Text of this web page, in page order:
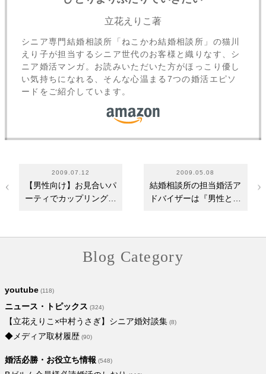
立花えりこ著
シニア専門結婚相談所「ねこかわ結婚相談所」の猫川
えり子が担当するシニア世代のお客様と織りなす、シ
ニア婚活マンガ。お読みいただいた方がほっこり優し
い気持ちになれる、そんな心温まる7つの婚活エピソ
ードをご紹介しています。
2009.07.12
【男性向け】お見合いパ
ーティでカップリングに
2009.05.08
結婚相談所の担当婚活ア
ドバイザーは『男性と女
Blog Category
youtube (118)
ニュース・トピックス (324)
【立花えりこ×中村うさぎ】シニア婚対談集 (8)
◆メディア取材履歴 (90)
婚活必勝・お役立ち情報 (548)